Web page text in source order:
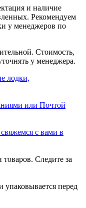
и наличие
Рекомендуем
у менеджеров по
Стоимость,
у менеджера.
лодки,
или Почтой
с вами в
Следите за
упаковывается перед